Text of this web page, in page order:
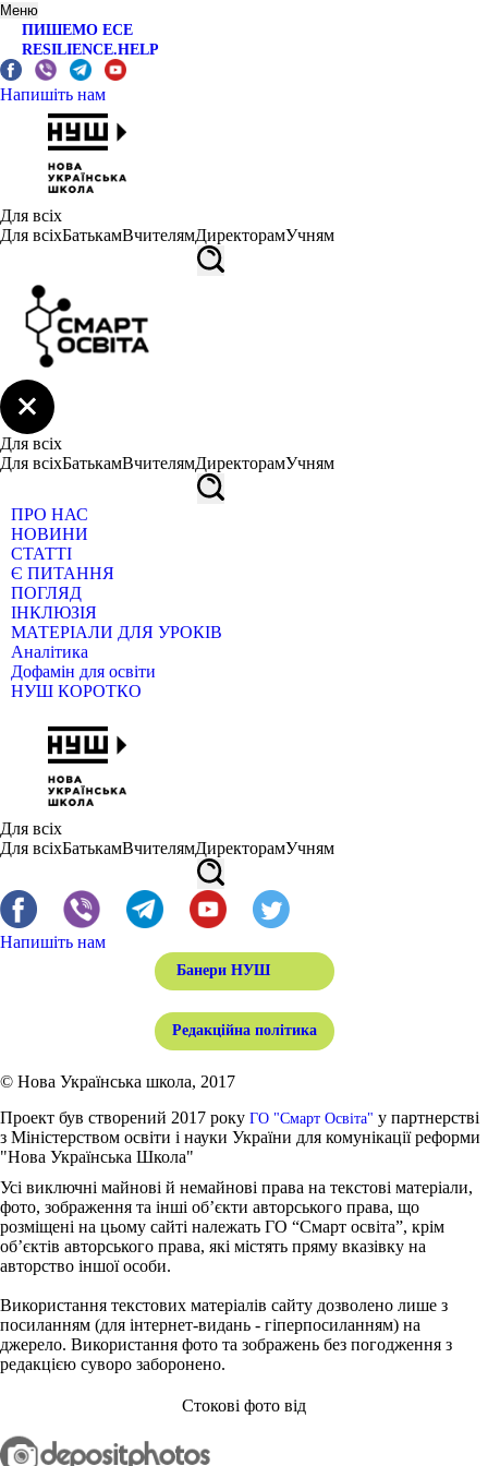
Меню
ПИШЕМО ЕСЕ
RESILIENCE.HELP
Напишіть нам
Для всіх
Для всіхБатькамВчителямДиректорамУчням
Для всіх
Для всіхБатькамВчителямДиректорамУчням
ПРО НАС
НОВИНИ
СТАТТІ
Є ПИТАННЯ
ПОГЛЯД
ІНКЛЮЗІЯ
МАТЕРІАЛИ ДЛЯ УРОКІВ
Аналітика
Дофамін для освіти
НУШ КОРОТКО
Для всіх
Для всіхБатькамВчителямДиректорамУчням
Напишіть нам
Банери НУШ
Редакційна політика
© Нова Українська школа, 2017
Проект був створений 2017 року ГО "Смарт Освіта" у партнерстві
з Міністерством освіти і науки України для комунікації реформи
"Нова Українська Школа"
Усі виключні майнові й немайнові права на текстові матеріали,
фото, зображення та інші об’єкти авторського права, що
розміщені на цьому сайті належать ГО “Смарт освіта”, крім
об’єктів авторського права, які містять пряму вказівку на
авторство іншої особи.
Використання текстових матеріалів сайту дозволено лише з
посиланням (для інтернет-видань - гіперпосиланням) на
джерело. Використання фото та зображень без погодження з
редакцією суворо заборонено.
Стокові фото від